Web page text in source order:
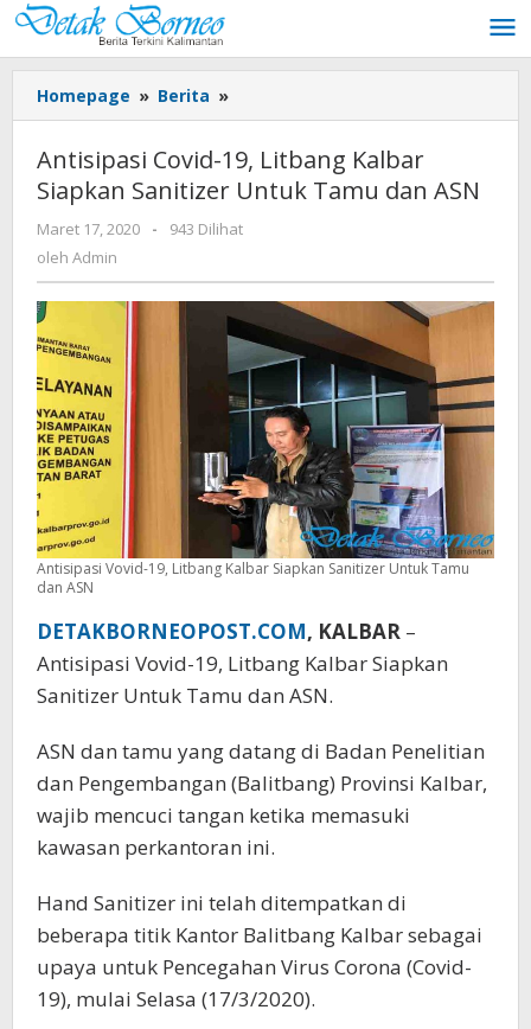
Lewati
konten
Homepage » Berita »
Covid-
Litbang
Kalbar
Siapkan
dan
ASN
Antisipasi Covid-19, Litbang Kalbar
Siapkan Sanitizer Untuk Tamu dan ASN
Maret 17, 2020
oleh
-
943 Dilihat
oleh Admin
Antisipasi Vovid-19, Litbang Kalbar Siapkan Sanitizer Untuk Tamu
dan ASN
DETAKBORNEOPOST.COM, KALBAR –
Antisipasi Vovid-19, Litbang Kalbar Siapkan
Sanitizer Untuk Tamu dan ASN.
ASN dan tamu yang datang di Badan Penelitian
dan Pengembangan (Balitbang) Provinsi Kalbar,
wajib mencuci tangan ketika memasuki
kawasan perkantoran ini.
Hand Sanitizer ini telah ditempatkan di
beberapa titik Kantor Balitbang Kalbar sebagai
upaya untuk Pencegahan Virus Corona (Covid-
19), mulai Selasa (17/3/2020).